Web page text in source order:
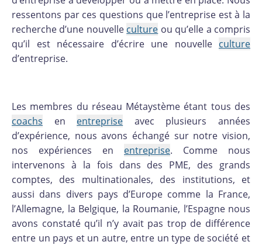
ressentons par ces questions que l’entreprise est à la
recherche d’une nouvelle culture ou qu’elle a compris
qu’il est nécessaire d’écrire une nouvelle culture
d’entreprise.
Les membres du réseau Métaystème étant tous des
coachs en entreprise avec plusieurs années
d’expérience, nous avons échangé sur notre vision,
nos expériences en entreprise. Comme nous
intervenons à la fois dans des PME, des grands
comptes, des multinationales, des institutions, et
aussi dans divers pays d’Europe comme la France,
l’Allemagne, la Belgique, la Roumanie, l’Espagne nous
avons constaté qu’il n’y avait pas trop de différence
entre un pays et un autre, entre un type de société et